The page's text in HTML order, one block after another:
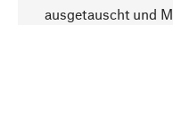
ausgetauscht und